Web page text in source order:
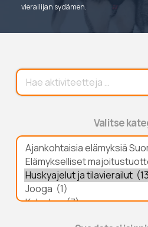
vierailijan sydämen.
Valitse